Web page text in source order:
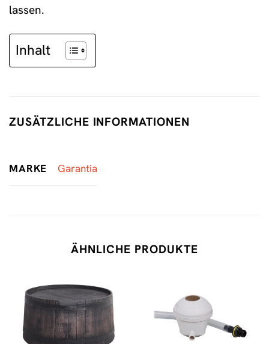
lassen.
Inhalt
ZUSÄTZLICHE INFORMATIONEN
MARKE Garantia
ÄHNLICHE PRODUKTE